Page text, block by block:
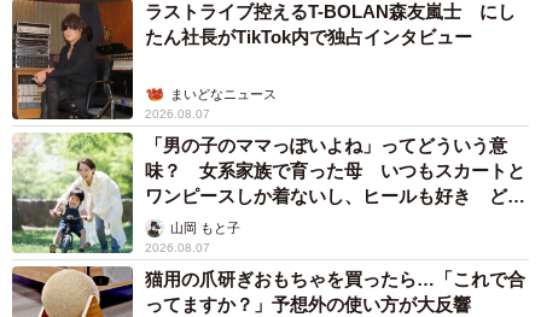
ラストライブ控えるT-BOLAN森友嵐士 にし
たん社長がTikTok内で独占インタビュー
まいどなニュース
2026.08.07
「男の子のママっぽいよね」ってどういう意
味？ 女系家族で育った母 いつもスカートと
ワンピースしか着ないし、ヒールも好き どの
へんが…
山岡 もと子
2026.08.07
猫用の爪研ぎおもちゃを買ったら…「これで合
ってますか？」予想外の使い方が大反響